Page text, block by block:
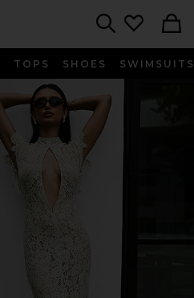
TOPS SHOES SWIMSUITS